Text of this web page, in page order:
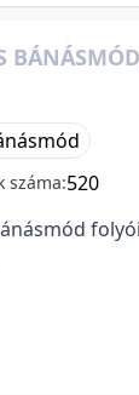
száma:520